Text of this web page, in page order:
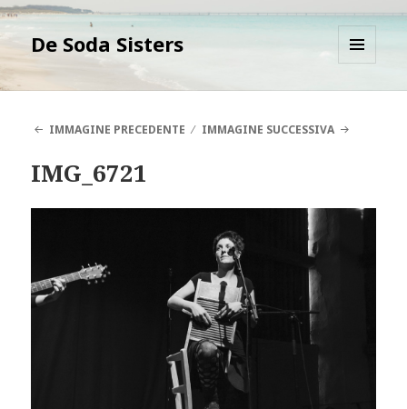
De Soda Sisters
IMMAGINE PRECEDENTE
IMMAGINE SUCCESSIVA
IMG_6721